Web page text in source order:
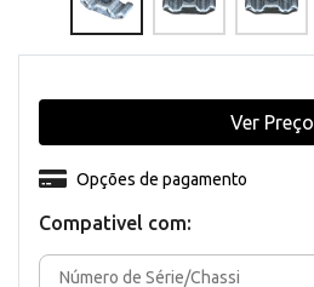
Compativel com:
Opções de pagamento
Ver Preço